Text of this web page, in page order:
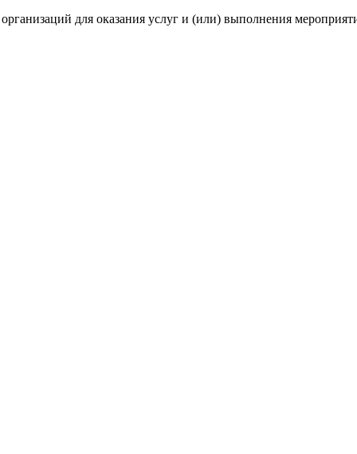
для оказания услуг и (или) выполнения